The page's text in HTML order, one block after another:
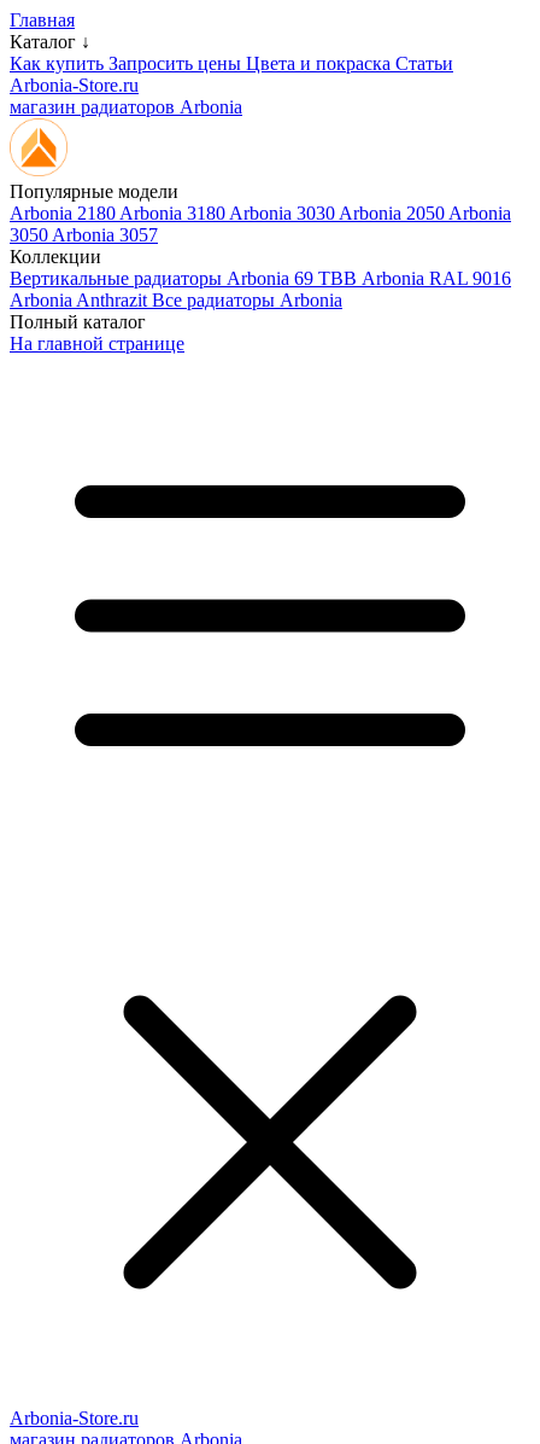
Главная
Каталог ↓
Как купить Запросить цены Цвета и покраска Статьи
Arbonia-Store.ru
магазин радиаторов Arbonia
Популярные модели
Arbonia 2180 Arbonia 3180 Arbonia 3030 Arbonia 2050 Arbonia
3050 Arbonia 3057
Коллекции
Вертикальные радиаторы Arbonia 69 ТВВ Arbonia RAL 9016
Arbonia Anthrazit Все радиаторы Arbonia
Полный каталог
На главной странице
Arbonia-Store.ru
магазин радиаторов Arbonia